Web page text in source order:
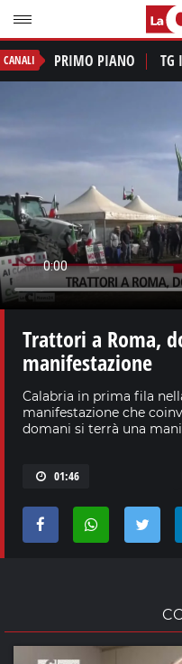
CANALI PRIMO PIANO TG
Trattori a Roma,
manifestazione
Calabria in prima fila
manifestazione che
domani si terrà una
01:46